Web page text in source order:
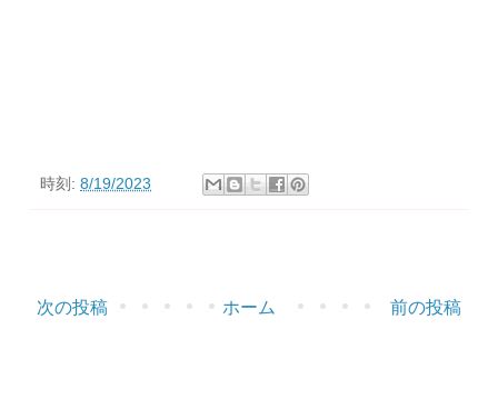
時刻: 8/19/2023
次の投稿 前の投稿
ホーム